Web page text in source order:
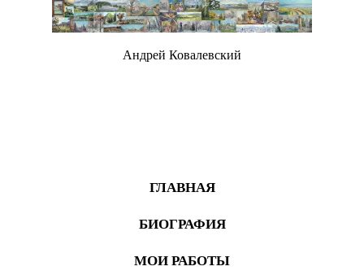
Андрей Ковалевский
ГЛАВНАЯ
БИОГРАФИЯ
МОИ РАБОТЫ